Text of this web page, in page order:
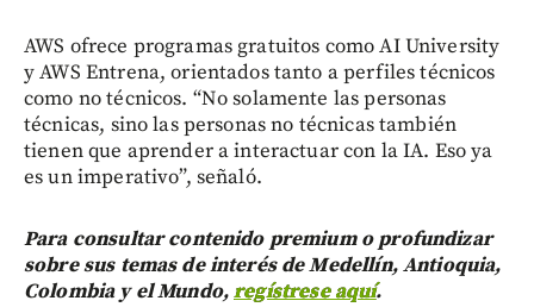
AWS ofrece programas gratuitos como AI University
y AWS Entrena, orientados tanto a perfiles técnicos
como no técnicos. “No solamente las personas
técnicas, sino las personas no técnicas también
tienen que aprender a interactuar con la IA. Eso ya
es un imperativo”, señaló.
Para consultar contenido premium o profundizar
sobre sus temas de interés de Medellín, Antioquia,
Colombia y el Mundo,regístrese aquí.